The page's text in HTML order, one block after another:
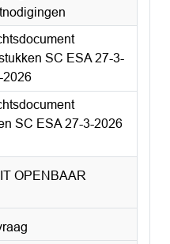
SC ESA 27-3-
2026
SC ESA 27-3-2026
OPENBAAR